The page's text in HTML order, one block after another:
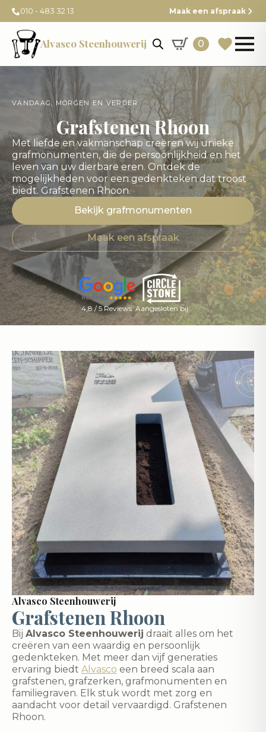
010 - 483 32 13 Maak een afspraak
Alvasco Steenhouwerij 0
VANDAAG, MORGEN EN VERDER.
Grafstenen Rhoon
Met liefde en vakmanschap creëren wij unieke
grafmonumenten, die de persoonlijkheid en het
leven van uw dierbare eren. Ontdek de
mogelijkheden voor een gedenkteken dat troost
biedt. Grafstenen Rhoon.
Bekijk grafmonumenten
Maak een afspraak
4,8 / 5 Reviews Aangesloten bij
Alvasco Steenhouwerij
Grafstenen Rhoon
Bij Alvasco Steenhouwerij draait alles om het
creëren van een waardig en persoonlijk
gedenkteken. Met meer dan vijf generaties
ervaring biedt Alvasco een breed scala aan
grafstenen, grafzerken, grafmonumenten en
familiegraven. Elk stuk wordt met zorg en
aandacht voor detail vervaardigd. Grafstenen
Rhoon.